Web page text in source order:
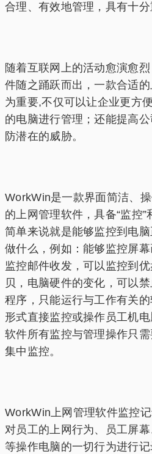
合理、有效地管理，具有十分
随着互联网上的活动愈演愈
件随之踊跃而出，一款合适
为重要,不仅可以让企业更方
的电脑进行管理；还能提高
防潜在的威胁。
WorkWin是一款界面简洁、
的上网管理软件，具备“监控”
简单来说就是能够监控到电
做什么，例如：能够监控屏幕
监控邮件收发，可以监控到
贝，电脑硬件的变化，可以
程序，只能运行与工作有关
形式直接监控或操作员工机
软件所有监控与管理操作只
集中监控。
WorkWin上网管理软件监控
对员工的上网行为、员工屏
等操作电脑的一切行为进行记